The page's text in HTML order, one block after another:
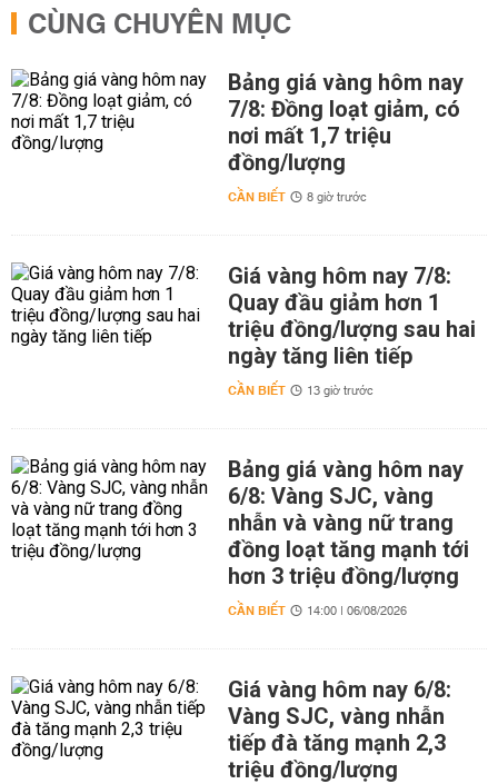
CÙNG CHUYÊN MỤC
Bảng giá vàng hôm nay
7/8: Đồng loạt giảm, có
nơi mất 1,7 triệu
đồng/lượng
CẦN BIẾT 8 giờ trước
Giá vàng hôm nay 7/8:
Quay đầu giảm hơn 1
triệu đồng/lượng sau hai
ngày tăng liên tiếp
CẦN BIẾT 13 giờ trước
Bảng giá vàng hôm nay
6/8: Vàng SJC, vàng
nhẫn và vàng nữ trang
đồng loạt tăng mạnh tới
hơn 3 triệu đồng/lượng
CẦN BIẾT 14:00 | 06/08/2026
Giá vàng hôm nay 6/8:
Vàng SJC, vàng nhẫn
tiếp đà tăng mạnh 2,3
triệu đồng/lượng